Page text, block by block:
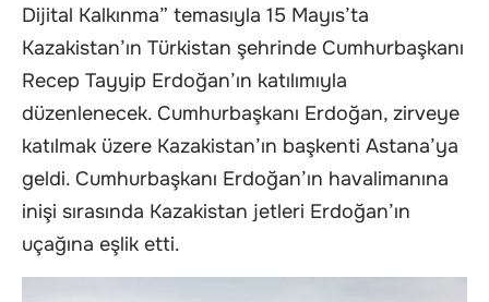
Dijital Kalkınma” temasıyla 15 Mayıs’ta
Kazakistan’ın Türkistan şehrinde Cumhurbaşkanı
Recep Tayyip Erdoğan’ın katılımıyla
düzenlenecek. Cumhurbaşkanı Erdoğan, zirveye
katılmak üzere Kazakistan’ın başkenti Astana’ya
geldi. Cumhurbaşkanı Erdoğan’ın havalimanına
inişi sırasında Kazakistan jetleri Erdoğan’ın
uçağına eşlik etti.